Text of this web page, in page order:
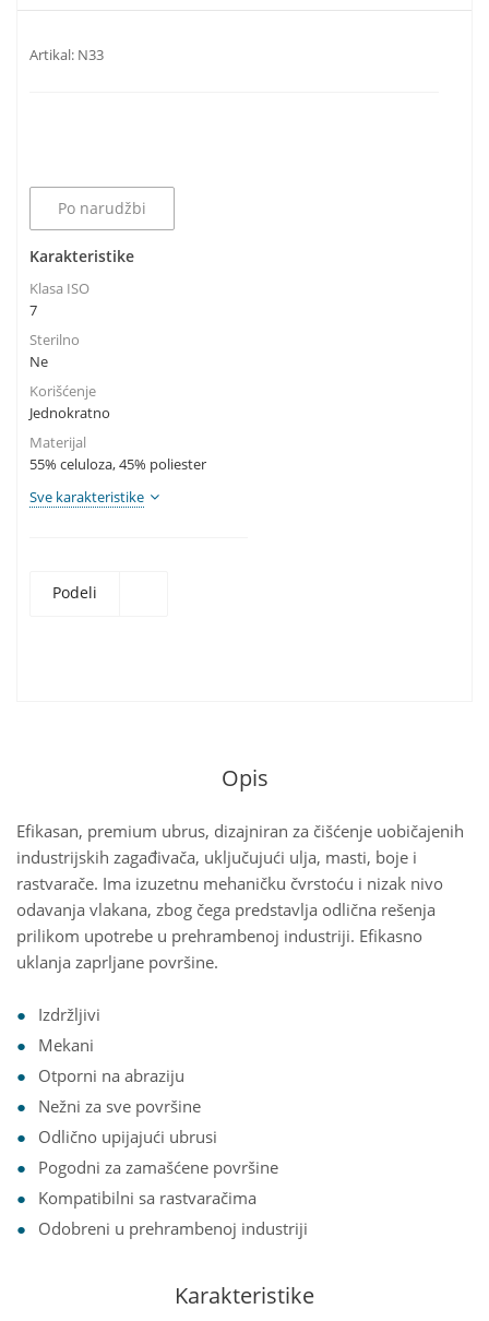
Artikal: N33
Po narudžbi
Karakteristike
Klasa ISO
7
Sterilno
Ne
Korišćenje
Jednokratno
Materijal
55% celuloza, 45% poliester
Sve karakteristike
Podeli
Opis
Efikasan, premium ubrus, dizajniran za čišćenje uobičajenih
industrijskih zagađivača, uključujući ulja, masti, boje i
rastvarače. Ima izuzetnu mehaničku čvrstoću i nizak nivo
odavanja vlakana, zbog čega predstavlja odlična rešenja
prilikom upotrebe u prehrambenoj industriji. Efikasno
uklanja zaprljane površine.
Izdržljivi
Mekani
Otporni na abraziju
Nežni za sve površine
Odlično upijajući ubrusi
Pogodni za zamašćene površine
Kompatibilni sa rastvaračima
Odobreni u prehrambenoj industriji
Karakteristike